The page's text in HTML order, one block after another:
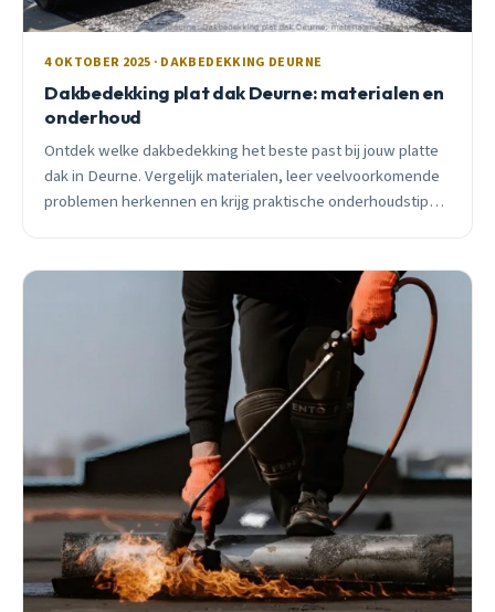
4 OKTOBER 2025 · DAKBEDEKKING DEURNE
Dakbedekking plat dak Deurne: materialen en
onderhoud
Ontdek welke dakbedekking het beste past bij jouw platte
dak in Deurne. Vergelijk materialen, leer veelvoorkomende
problemen herkennen en krijg praktische onderhoudstips